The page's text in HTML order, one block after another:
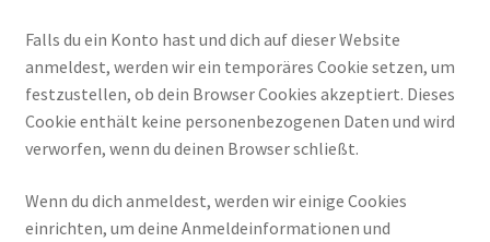
Falls du ein Konto hast und dich auf dieser Website
anmeldest, werden wir ein temporäres Cookie setzen, um
festzustellen, ob dein Browser Cookies akzeptiert. Dieses
Cookie enthält keine personenbezogenen Daten und wird
verworfen, wenn du deinen Browser schließt.
Wenn du dich anmeldest, werden wir einige Cookies
einrichten, um deine Anmeldeinformationen und